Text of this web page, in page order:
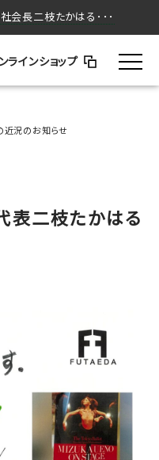
ラインショップ
会長二枝たかはる･･･
会長二枝たかはる･･･
近況のお知らせ
表二枝たかはる